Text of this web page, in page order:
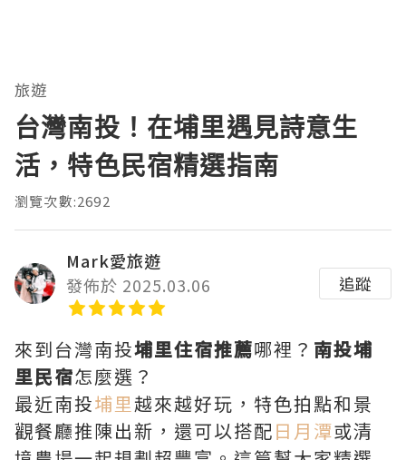
旅遊
台灣南投！在埔里遇見詩意生
活，特色民宿精選指南
瀏覽次數:2692
Mark愛旅遊
發佈於 2025.03.06
追蹤
來到台灣南投埔里住宿推薦哪裡？ 南投埔
里民宿怎麼選？
最近南投埔里越來越好玩，特色拍點和景
觀餐廳推陳出新，還可以搭配日月潭或清